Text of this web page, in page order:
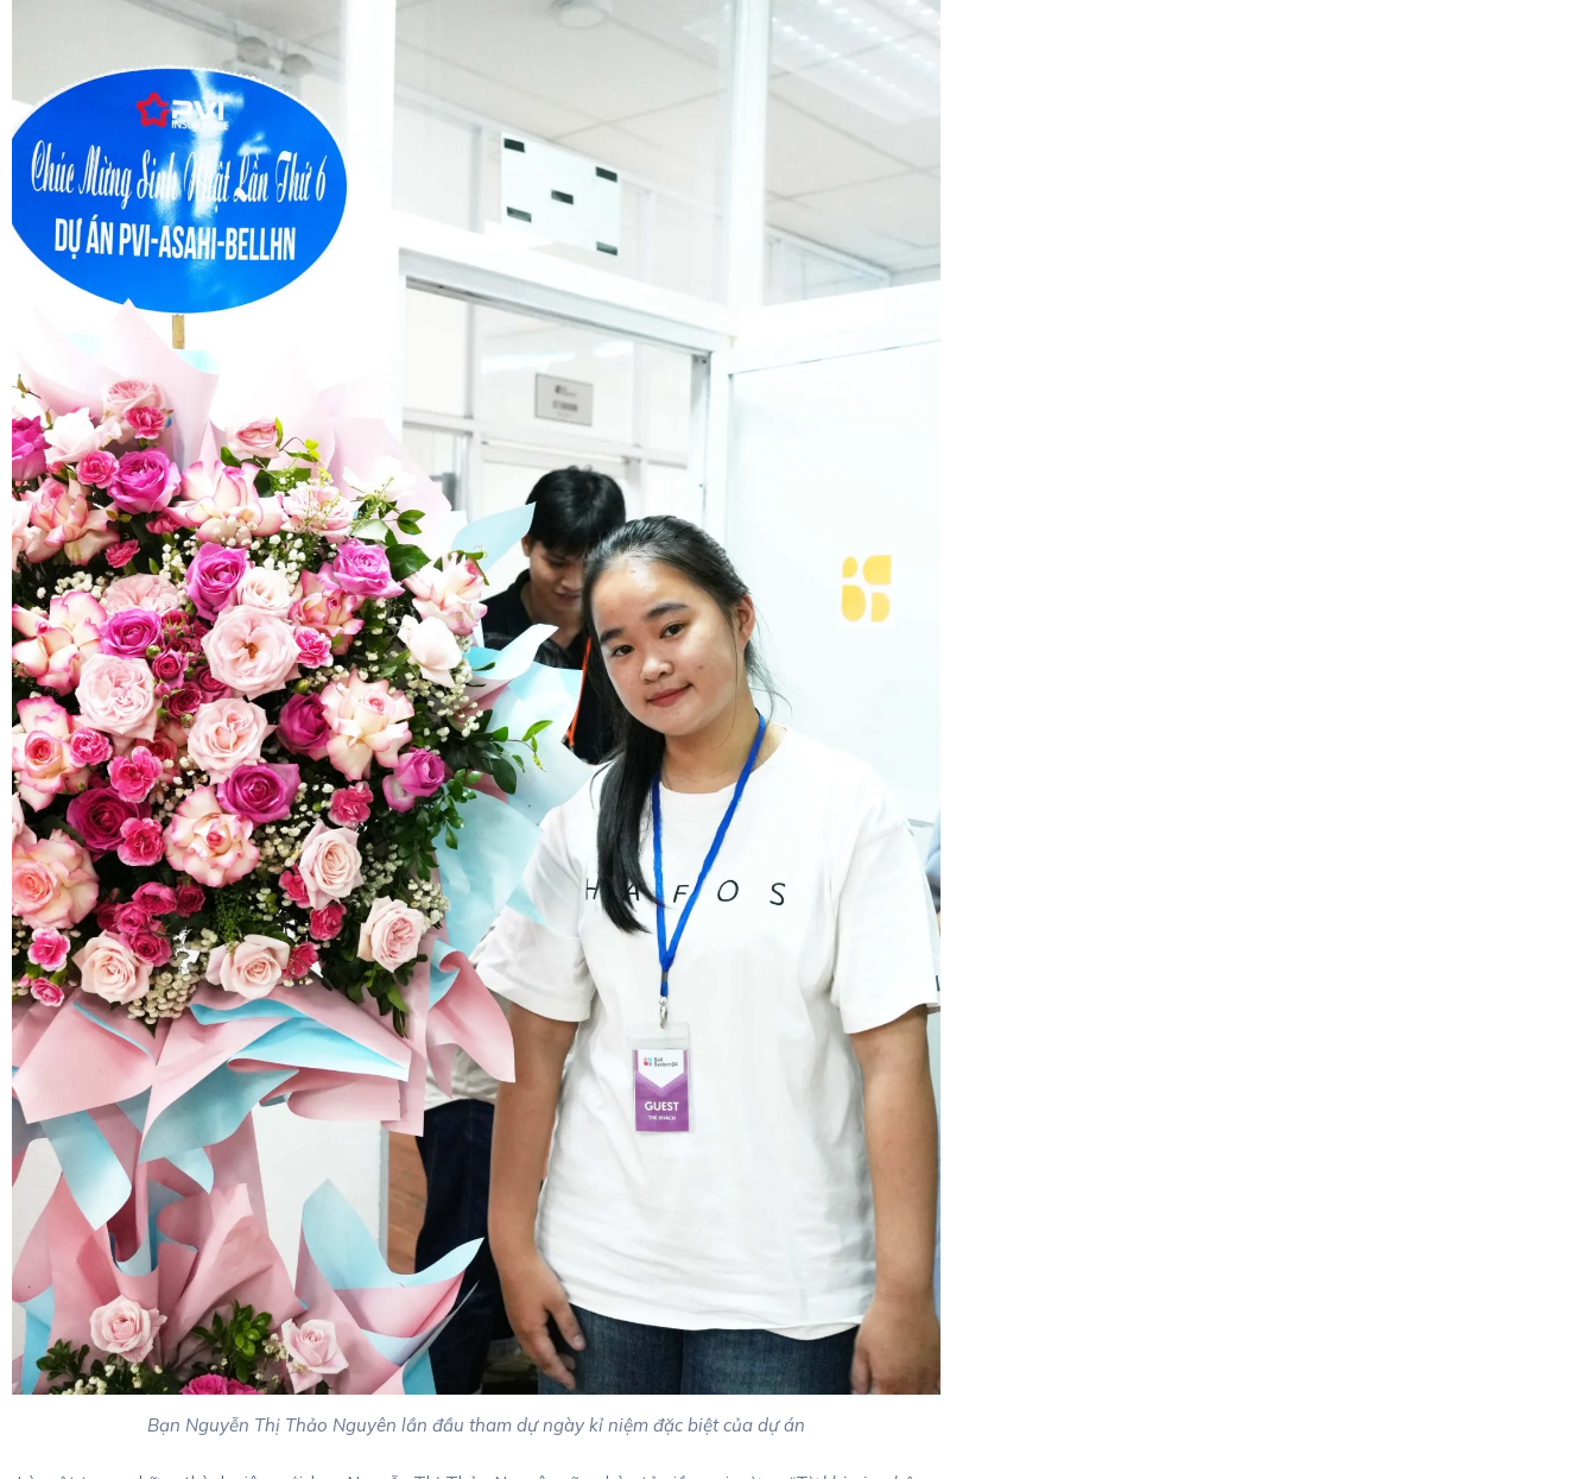
Bạn Nguyễn Thị Thảo Nguyên lần đầu tham dự ngày kỉ niệm đặc biệt của dự án